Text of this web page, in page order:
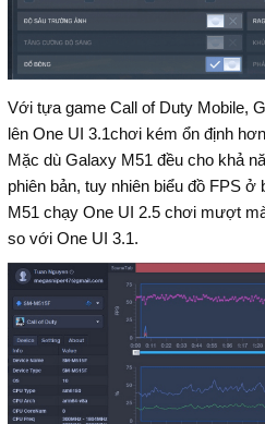
Với tựa game Call of Duty Mobile,
lên One UI 3.1chơi kém ổn định
Mặc dù Galaxy M51 đều cho khả
phiên bản, tuy nhiên biểu đồ FPS
M51 chạy One UI 2.5 chơi mượt
so với One UI 3.1.